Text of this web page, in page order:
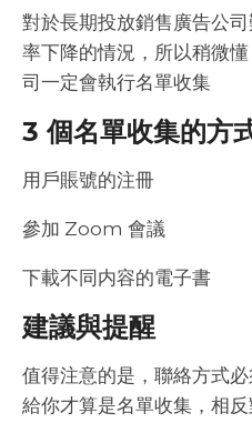
對於長期投放銷售廣告公
率下降的情況，所以稍微
司一定會執行名單收集
3 個名單收集的方
用戶賬號的注冊
參加 Zoom 會議
下載不同内容的電子書
建議與提醒
值得注意的是，聯絡方式
給你才算是名單收集，相